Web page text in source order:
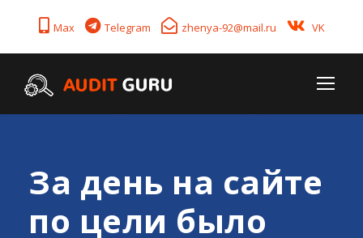
Max Telegram zhenya-92@mail.ru VK
За день на сайте
по цели было